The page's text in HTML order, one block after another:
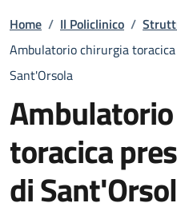
Briciole di pane
Home / Il Policlinico /
Ambulatorio chirurgia
Sant'Orsola
toracica
di